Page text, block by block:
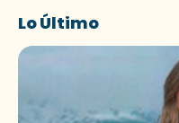
Lo Último